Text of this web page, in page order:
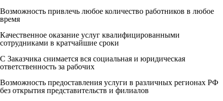
Возможность привлечь любое количество работников в любое
время
Качественное оказание услуг квалифицированными
сотрудниками в кратчайшие сроки
С Заказчика снимается вся социальная и юридическая
ответственность за рабочих
Возможность предоставления услуги в различных регионах РФ
без открытия представительств и филиалов